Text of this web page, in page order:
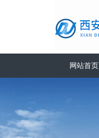
网站首页